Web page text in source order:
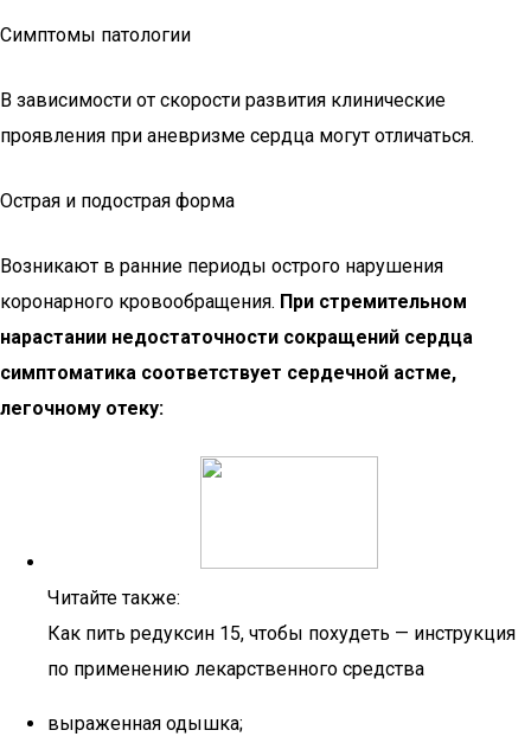
Симптомы патологии
В зависимости от скорости развития клинические
проявления при аневризме сердца могут отличаться.
Острая и подострая форма
Возникают в ранние периоды острого нарушения
коронарного кровообращения. При стремительном
нарастании недостаточности сокращений сердца
симптоматика соответствует сердечной астме,
легочному отеку:
Читайте также:
Как пить редуксин 15, чтобы похудеть — инструкция
по применению лекарственного средства
выраженная одышка;